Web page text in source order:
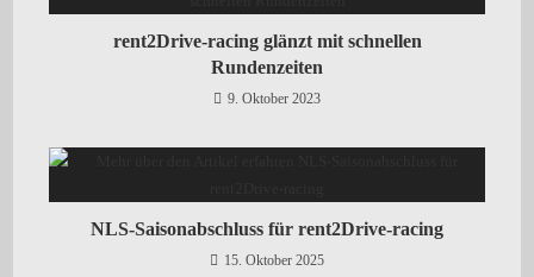
rent2Drive-racing glänzt mit schnellen
Rundenzeiten
9. Oktober 2023
NLS-Saisonabschluss für rent2Drive-racing
15. Oktober 2025